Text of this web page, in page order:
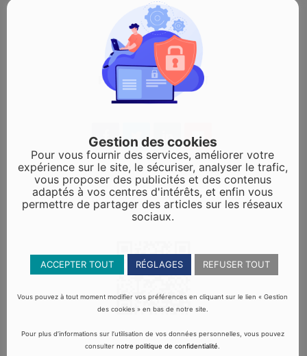
PARTAGEZ CET ÉVÉNEMENT
Gestion des cookies
Pour vous fournir des services, améliorer votre
expérience sur le site, le sécuriser, analyser le trafic,
vous proposer des publicités et des contenus
adaptés à vos centres d'intérêts, et enfin vous
permettre de partager des articles sur les réseaux
sociaux.
ACCEPTER TOUT RÉGLAGES REFUSER TOUT
Vous pouvez à tout moment modifier vos préférences en cliquant sur le lien « Gestion
des cookies » en bas de notre site.
Pour plus d’informations sur l’utilisation de vos données personnelles, vous pouvez
consulternotre politique de confidentialité